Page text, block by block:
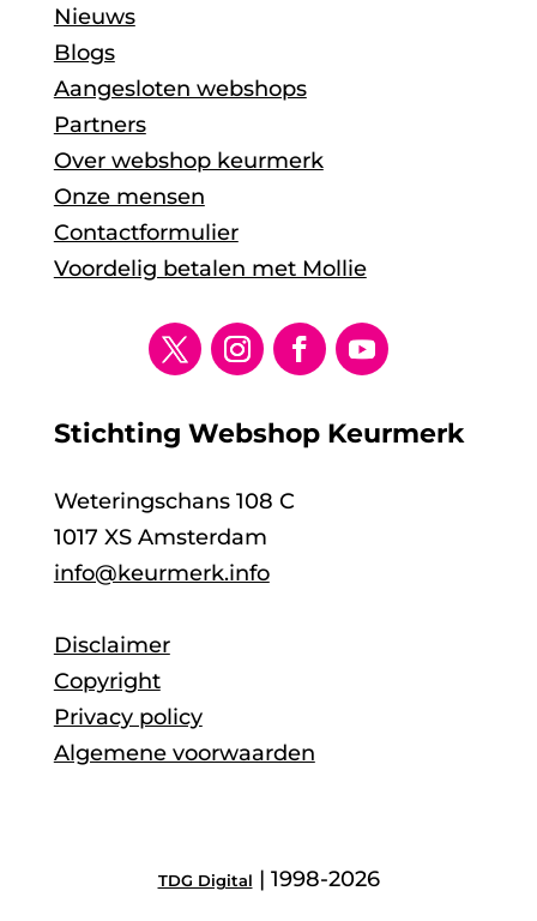
Nieuws
Blogs
Aangesloten webshops
Partners
Over webshop keurmerk
Onze mensen
Contactformulier
Voordelig betalen met Mollie
Stichting Webshop Keurmerk
Weteringschans 108 C
1017 XS Amsterdam
info@keurmerk.info
Disclaimer
Copyright
Privacy policy
Algemene voorwaarden
TDG Digital | 1998-2026